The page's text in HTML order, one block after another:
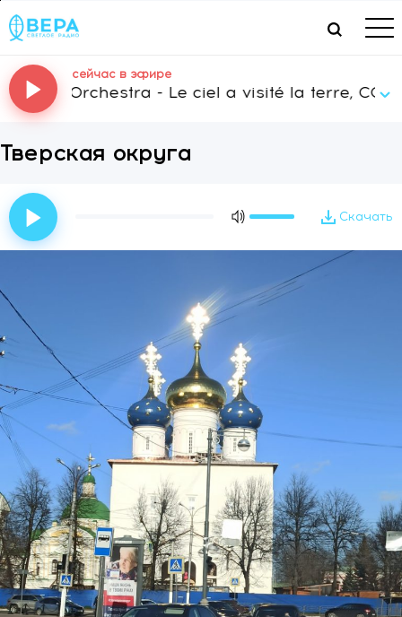
сейчас в эфире
Orchestra - Le ciel a visité la terre, CG
Тверская округа
Скачать